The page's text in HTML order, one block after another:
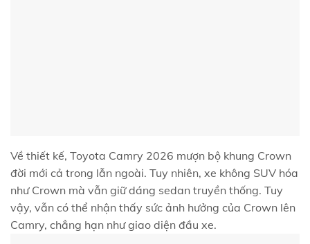
Về thiết kế, Toyota Camry 2026 mượn bộ khung Crown
đời mới cả trong lẫn ngoài. Tuy nhiên, xe không SUV hóa
như Crown mà vẫn giữ dáng sedan truyền thống. Tuy
vậy, vẫn có thể nhận thấy sức ảnh hưởng của Crown lên
Camry, chẳng hạn như giao diện đầu xe.